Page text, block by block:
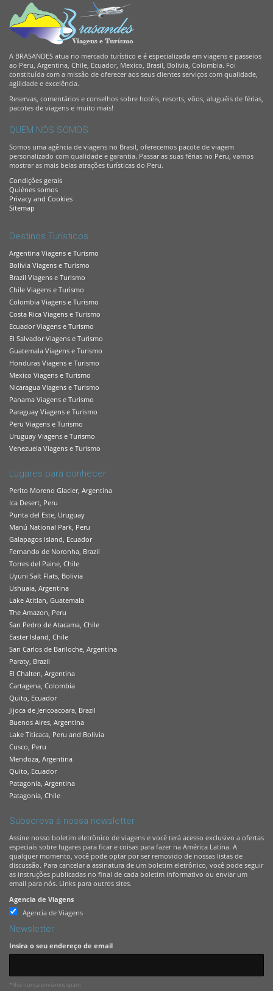
A BRASANDES atua no mercado turístico e é especializada em viagens e passeios
ao Peru, Argentina, Chile, Ecuador, Mexico, Brasil, Bolivia, Colombia. Foi
constituída com a missão de oferecer aos seus clientes serviços com qualidade,
agilidade e excelência.
Reservas, comentários e conselhos sobre hotéis, resorts, vôos, aluguéis de férias,
pacotes de viagens e muito mais!
QUEM NÓS SOMOS
Somos uma agência de viagens no Brasil, oferecemos pacote de viagem
personalizado com qualidade e garantia. Passar as suas férias no Peru, vamos
mostrar as mais belas atrações turísticas do Peru.
Condições gerais
Quiénes somos
Privacy and Cookies
Sitemap
Destinos Turísticos
Argentina Viagens e Turismo
Bolivia Viagens e Turismo
Brazil Viagens e Turismo
Chile Viagens e Turismo
Colombia Viagens e Turismo
Costa Rica Viagens e Turismo
Ecuador Viagens e Turismo
El Salvador Viagens e Turismo
Guatemala Viagens e Turismo
Honduras Viagens e Turismo
Mexico Viagens e Turismo
Nicaragua Viagens e Turismo
Panama Viagens e Turismo
Paraguay Viagens e Turismo
Peru Viagens e Turismo
Uruguay Viagens e Turismo
Venezuela Viagens e Turismo
Lugares para conhecer
Perito Moreno Glacier, Argentina
Ica Desert, Peru
Punta del Este, Uruguay
Manú National Park, Peru
Galapagos Island, Ecuador
Fernando de Noronha, Brazil
Torres del Paine, Chile
Uyuni Salt Flats, Bolivia
Ushuaia, Argentina
Lake Atitlan, Guatemala
The Amazon, Peru
San Pedro de Atacama, Chile
Easter Island, Chile
San Carlos de Bariloche, Argentina
Paraty, Brazil
El Chalten, Argentina
Cartagena, Colombia
Quito, Ecuador
Jijoca de Jericoacoara, Brazil
Buenos Aires, Argentina
Lake Titicaca, Peru and Bolivia
Cusco, Peru
Mendoza, Argentina
Quito, Ecuador
Patagonia, Argentina
Patagonia, Chile
Subscreva à nossa newsletter
Assine nosso boletim eletrônico de viagens e você terá acesso exclusivo a ofertas
especiais sobre lugares para ficar e coisas para fazer na América Latina. A
qualquer momento, você pode optar por ser removido de nossas listas de
discussão. Para cancelar a assinatura de um boletim eletrônico, você pode seguir
as instruções publicadas no final de cada boletim informativo ou enviar um
email para nós. Links para outros sites.
Agencia de Viagens
Agencia de Viagens
Newsletter
Insira o seu endereço de email
*Nós nunca enviamos spam